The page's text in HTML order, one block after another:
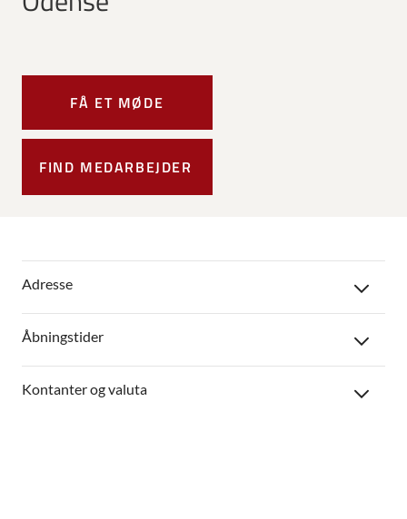
FÅ ET MØDE
FIND MEDARBEJDER
Adresse
Åbningstider
Kontanter og valuta